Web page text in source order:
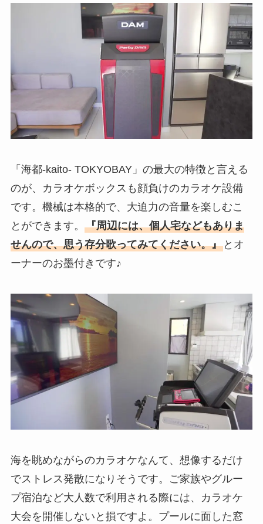
「海都-kaito- TOKYOBAY」の最大の特徴と言える
のが、カラオケボックスも顔負けのカラオケ設備
です。機械は本格的で、大迫力の音量を楽しむこ
とができます。 『周辺には、個人宅などもありま
せんので、思う存分歌ってみてください。』とオ
ーナーのお墨付きです♪
海を眺めながらのカラオケなんて、想像するだけ
でストレス発散になりそうです。ご家族やグルー
プ宿泊など大人数で利用される際には、カラオケ
大会を開催しないと損ですよ。プールに面した窓